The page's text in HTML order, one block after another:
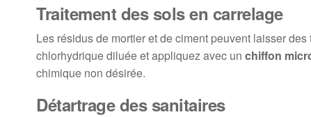
Traitement des sols en carrelage
Les résidus de mortier et de ciment peuvent laisser
chlorhydrique diluée et appliquez avec un chiffon
chimique non désirée.
Détartrage des sanitaires